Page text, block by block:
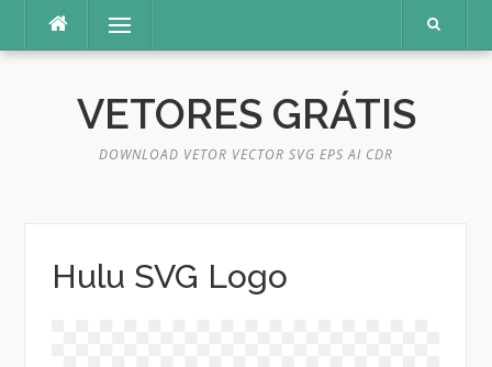
o
Menu
VETORES GRÁTIS
DOWNLOAD VETOR VECTOR SVG EPS AI CDR
Hulu SVG Logo